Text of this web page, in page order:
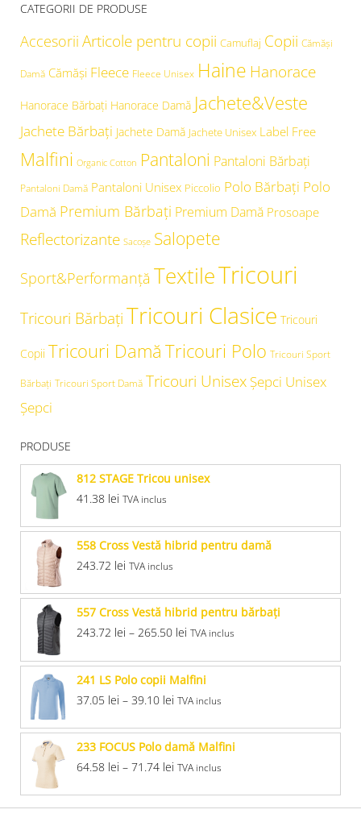
CATEGORII DE PRODUSE
Accesorii Articole pentru copii Camuflaj Copii Cămăşi
Damă Cămăși Fleece Fleece Unisex Haine Hanorace
Hanorace Bărbați Hanorace Damă Jachete&Veste
Jachete Bărbați Jachete Damă Jachete Unisex Label Free
Malfini Organic Cotton Pantaloni Pantaloni Bărbați
Pantaloni Damă Pantaloni Unisex Piccolio Polo Bărbați Polo
Damă Premium Bărbați Premium Damă Prosoape
Reflectorizante Sacoșe Salopete
Sport&Performanță TextileTricouri
Tricouri BărbațiTricouri Clasice Tricouri
Copii Tricouri Damă Tricouri Polo Tricouri Sport
Bărbați Tricouri Sport Damă Tricouri Unisex Şepci Unisex
Șepci
PRODUSE
812 STAGE Tricou unisex
41.38 lei TVA inclus
558 Cross Vestă hibrid pentru damă
243.72 lei TVA inclus
557 Cross Vestă hibrid pentru bărbaţi
243.72 lei – 265.50 lei TVA inclus
241 LS Polo copii Malfini
37.05 lei – 39.10 lei TVA inclus
233 FOCUS Polo damă Malfini
64.58 lei – 71.74 lei TVA inclus